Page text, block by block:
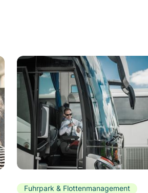
Fuhrpark & Flottenmanagement